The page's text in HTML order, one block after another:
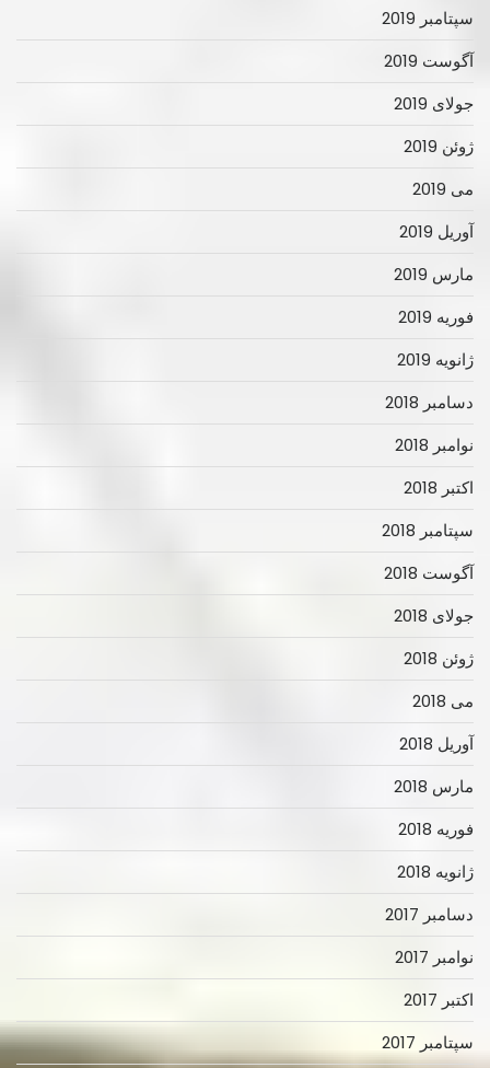
سپتامبر 2019
آگوست 2019
جولای 2019
ژوئن 2019
می 2019
آوریل 2019
مارس 2019
فوریه 2019
ژانویه 2019
دسامبر 2018
نوامبر 2018
اکتبر 2018
سپتامبر 2018
آگوست 2018
جولای 2018
ژوئن 2018
می 2018
آوریل 2018
مارس 2018
فوریه 2018
ژانویه 2018
دسامبر 2017
نوامبر 2017
اکتبر 2017
سپتامبر 2017